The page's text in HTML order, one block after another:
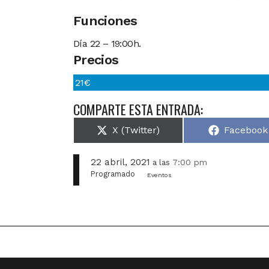
Funciones
Día 22 – 19:00h.
Precios
21€
COMPARTE ESTA ENTRADA:
Compartir
en
X (Twitter)
Compartir
Facebook
22 abril, 2021 a las 7:00 pm
Programado Eventos